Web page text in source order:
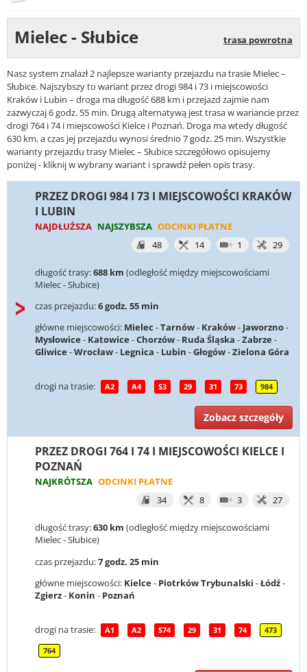
Mielec - Słubice trasa powrotna
Nasz system znalazł 2 najlepsze warianty przejazdu na trasie Mielec –
Słubice. Najszybszy to wariant przez drogi 984 i 73 i miejscowości
Kraków i Lubin – droga ma długość 688 km i przejazd zajmie nam
zazwyczaj 6 godz. 55 min. Drugą alternatywą jest trasa w wariancie przez
drogi 764 i 74 i miejscowości Kielce i Poznań. Droga ma wtedy długość
630 km, a czas jej przejazdu wynosi średnio 7 godz. 25 min. Wszystkie
warianty przejazdu trasy Mielec – Słubice szczegółowo opisujemy
poniżej - kliknij w wybrany wariant i sprawdź pełen opis trasy.
PRZEZ DROGI 984 I 73 I MIEJSCOWOŚCI KRAKÓW
I LUBIN
NAJDŁUŻSZA NAJSZYBSZA ODCINKI PŁATNE
48
14 1 29
długość trasy:688 km (odległość między miejscowościami
Mielec - Słubice)
czas przejazdu:6 godz. 55 min
główne miejscowości: Mielec -Tarnów- Kraków- Jaworzno-
Mysłowice - Katowice -Chorzów- Ruda Śląska -Zabrze -
Gliwice -Wrocław- Legnica - Lubin -Głogów-Zielona Góra
drogi na trasie: A2 A4 S3 29 31 73 984
Zobacz szczegóły
PRZEZ DROGI 764 I 74 I MIEJSCOWOŚCI KIELCE I
POZNAŃ
NAJKRÓTSZA ODCINKI PŁATNE
34
8 3 27
długość trasy:630 km (odległość między miejscowościami
Mielec - Słubice)
czas przejazdu:7 godz. 25 min
główne miejscowości: Kielce- Piotrków Trybunalski -Łódź-
Zgierz- Konin - Poznań
drogi na trasie: A1 A2 S74 29 31 74 473
764